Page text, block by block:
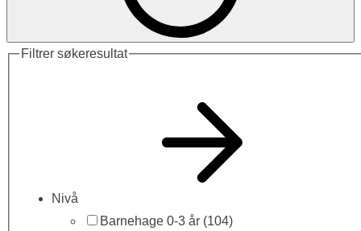
Filtrer søkeresultat
Nivå
Barnehage 0-3 år (104)